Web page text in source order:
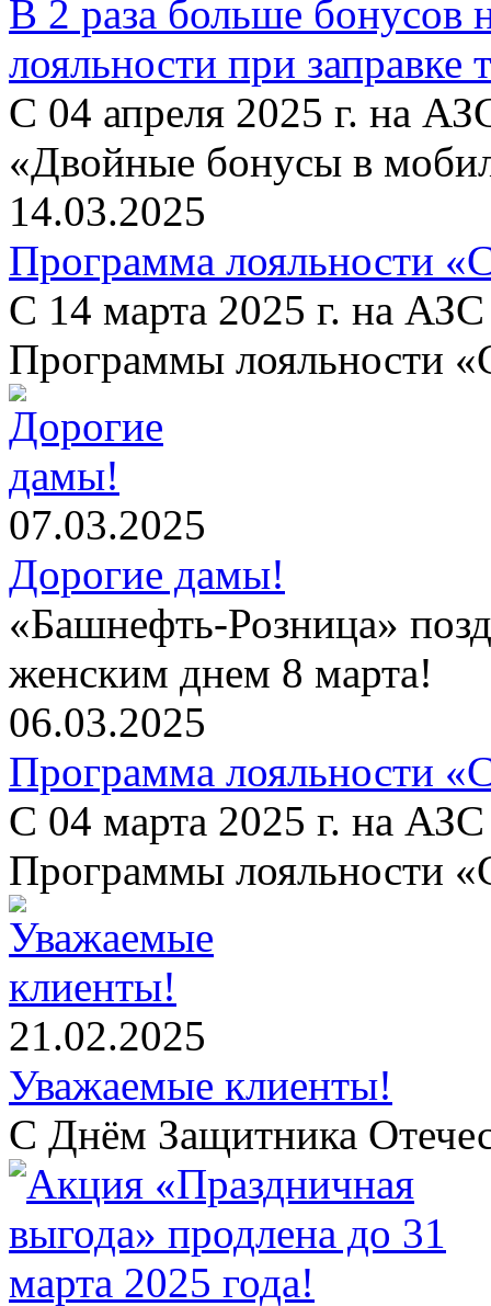
В 2 раза больше бонусов
лояльности при заправке
С 04 апреля 2025 г. на
«Двойные бонусы в
14.03.2025
Программа лояльности
С 14 марта 2025 г. на
Программы лояльности
07.03.2025
Дорогие дамы!
«Башнефть-Розница»
женским днем 8 марта!
06.03.2025
Программа лояльности
С 04 марта 2025 г. на
Программы лояльности
21.02.2025
Уважаемые клиенты!
С Днём Защитника